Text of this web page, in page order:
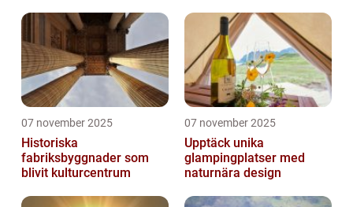
07 november 2025
Historiska
fabriksbyggnader som
blivit kulturcentrum
07 november 2025
Upptäck unika
glampingplatser med
naturnära design